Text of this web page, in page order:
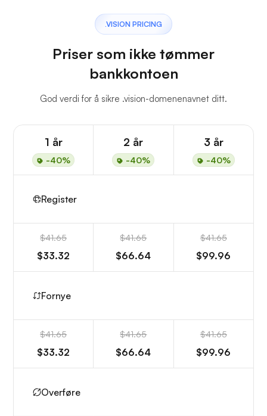
.VISION PRICING
Priser som ikke tømmer
bankkontoen
God verdi for å sikre .vision-domenenavnet ditt.
1 år
-40%
2 år
-40%
3 år
-40%
Register
$41.65
$33.32
$41.65
$66.64
$41.65
$99.96
Fornye
$41.65
$33.32
$41.65
$66.64
$41.65
$99.96
Overføre